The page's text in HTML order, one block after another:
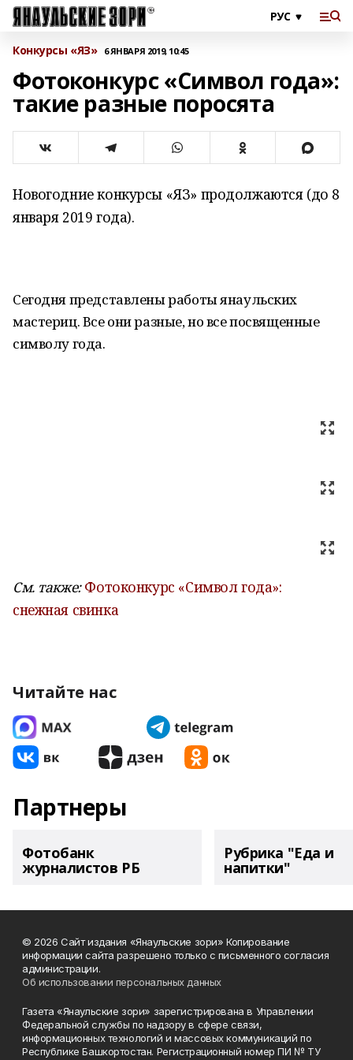
Конкурсы «ЯЗ» 6 ЯНВАРЯ 2019, 10:45
Фотоконкурс «Символ года»:
такие разные поросята
Новогодние конкурсы «ЯЗ» продолжаются (до 8
января 2019 года).
Сегодня представлены работы янаульских
мастериц. Все они разные, но все посвященные
символу года.
См. также: Фотоконкурс «Символ года»:
снежная свинка
Читайте нас
Партнеры
Фотобанк
журналистов РБ
Рубрика "Еда и
напитки"
© 2026 Сайт издания «Янаульские зори» Копирование
информации сайта разрешено только с письменного согласия
администрации.
Об использовании персональных данных
Газета «Янаульские зори» зарегистрирована в Управлении
Федеральной службы по надзору в сфере связи,
информационных технологий и массовых коммуникаций по
Республике Башкортостан. Регистрационный номер ПИ № ТУ